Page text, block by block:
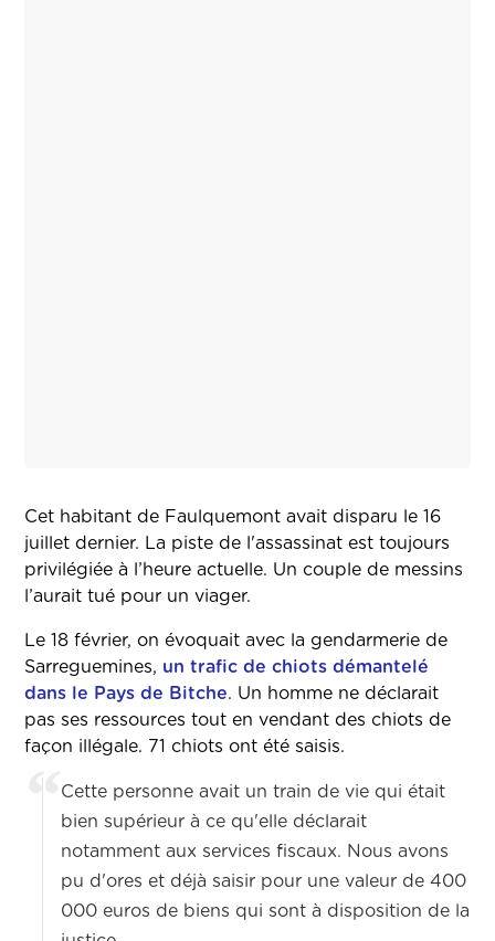
Cet habitant de Faulquemont avait disparu le 16
juillet dernier. La piste de l'assassinat est toujours
privilégiée à l’heure actuelle. Un couple de messins
l’aurait tué pour un viager.
Le 18 février, on évoquait avec la gendarmerie de
Sarreguemines, un trafic de chiots démantelé
dans le Pays de Bitche. Un homme ne déclarait
pas ses ressources tout en vendant des chiots de
façon illégale. 71 chiots ont été saisis.
Cette personne avait un train de vie qui était
bien supérieur à ce qu'elle déclarait
notamment aux services fiscaux. Nous avons
pu d'ores et déjà saisir pour une valeur de 400
000 euros de biens qui sont à disposition de la